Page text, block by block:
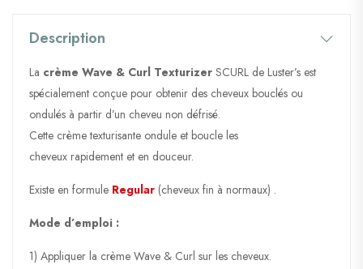
Description
La crème Wave & Curl Texturizer SCURL de Luster’s est
spécialement conçue pour obtenir des cheveux bouclés ou
ondulés à partir d’un cheveu non défrisé.
Cette crème texturisante ondule et boucle les
cheveux rapidement et en douceur.
Existe en formule Regular (cheveux fin à normaux) .
Mode d’emploi :
1) Appliquer la crème Wave & Curl sur les cheveux.